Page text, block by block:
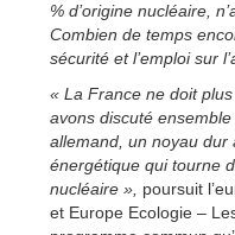
% d’origine nucléaire,
Combien de temps
sécurité et l’emploi sur
« La France ne doit
avons discuté
allemand, un noyau dur
énergétique qui tourne
nucléaire », poursuit
et Europe Ecologie –